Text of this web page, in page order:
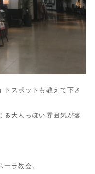
トスポットも教えて下さ
る大人っぽい雰囲気が落
ラ教会。